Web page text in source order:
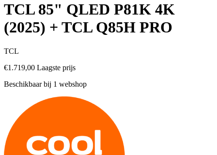
TCL 85" QLED P81K 4K
(2025) + TCL Q85H PRO
TCL
€1.719,00 Laagste prijs
Beschikbaar bij 1 webshop